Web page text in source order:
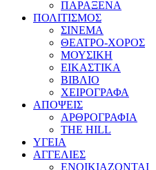
ΠΑΡΑΞΕΝΑ
ΠΟΛΙΤΙΣΜΟΣ
ΣΙΝΕΜΑ
ΘΕΑΤΡΟ-ΧΟΡΟΣ
ΜΟΥΣΙΚΗ
ΕΙΚΑΣΤΙΚΑ
ΒΙΒΛΙΟ
ΧΕΙΡΟΓΡΑΦΑ
ΑΠΟΨΕΙΣ
ΑΡΘΡΟΓΡΑΦΙΑ
THE HILL
ΥΓΕΙΑ
ΑΓΓΕΛΙΕΣ
ΕΝΟΙΚΙΑΖΟΝΤΑΙ